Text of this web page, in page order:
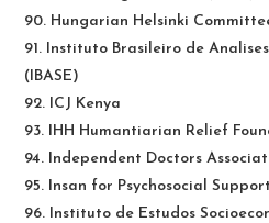
90. Hungarian Helsinki
91. Instituto Brasileiro de
(IBASE)
92. ICJ Kenya
93. IHH Humantiarian Relief
94. Independent Doctors
95. Insan for Psychosocial
96. Instituto de Estudos